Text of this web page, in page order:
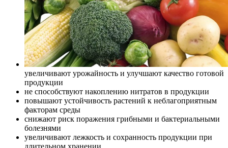
увеличивают урожайность и улучшают качество готовой
продукции
не способствуют накоплению нитратов в продукции
повышают устойчивость растений к неблагоприятным
факторам среды
снижают риск поражения грибными и бактериальными
болезнями
увеличивают лежкость и сохранность продукции при
длительном хранении